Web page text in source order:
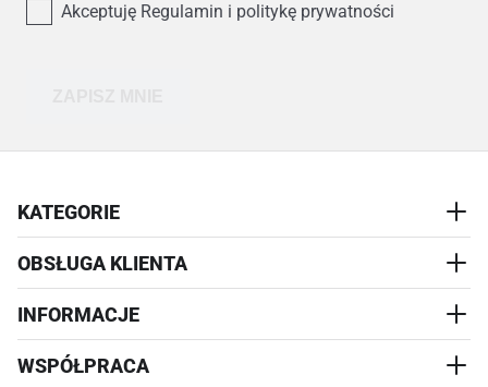
Akceptuję Regulamin i politykę prywatności
KATEGORIE
AKCESORIA
WYPRZEDAŻ
OBSŁUGA KLIENTA
REALIZACJA I WYSYŁKA
WYMIANA
INFORMACJE
KONTAKT
WSPÓŁPRACA